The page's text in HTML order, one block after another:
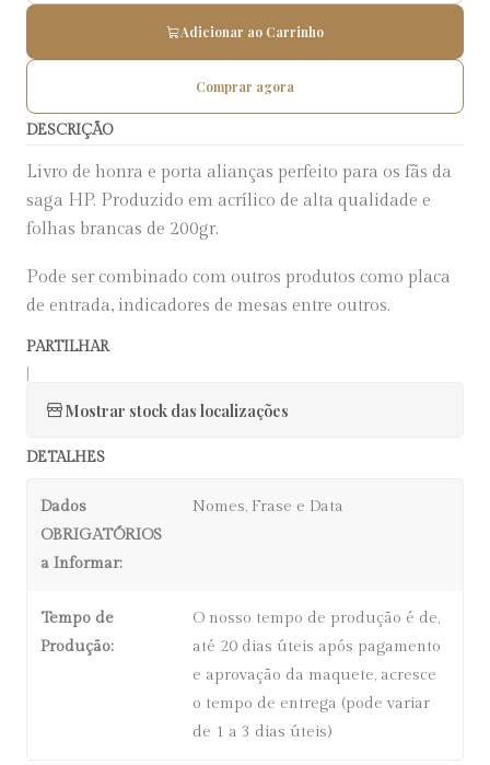
Adicionar ao Carrinho
Comprar agora
DESCRIÇÃO
Livro de honra e porta alianças perfeito para os fãs da
saga HP. Produzido em acrílico de alta qualidade e
folhas brancas de 200gr.
Pode ser combinado com outros produtos como placa
de entrada, indicadores de mesas entre outros.
PARTILHAR
Mostrar stock das localizações
DETALHES
Dados
OBRIGATÓRIOS
a Informar:
Nomes, Frase e Data
Tempo de
Produção:
O nosso tempo de produção é de,
até 20 dias úteis após pagamento
e aprovação da maquete, acresce
o tempo de entrega (pode variar
de 1 a 3 dias úteis)